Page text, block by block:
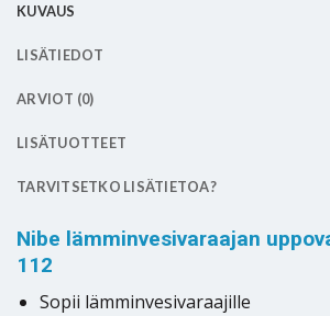
KUVAUS
LISÄTIEDOT
ARVIOT (0)
LISÄTUOTTEET
TARVITSETKO LISÄTIETOA?
Nibe lämminvesivaraajan
112
Sopii lämminvesivaraajille